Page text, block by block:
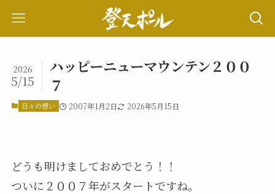
ハッピーニューマウンテン２００
７
2026
5/15
日々の想い 2007年1月2日 2026年5月15日
どうも明けましておめでとう！！
ついに２００７年がスタートですね。